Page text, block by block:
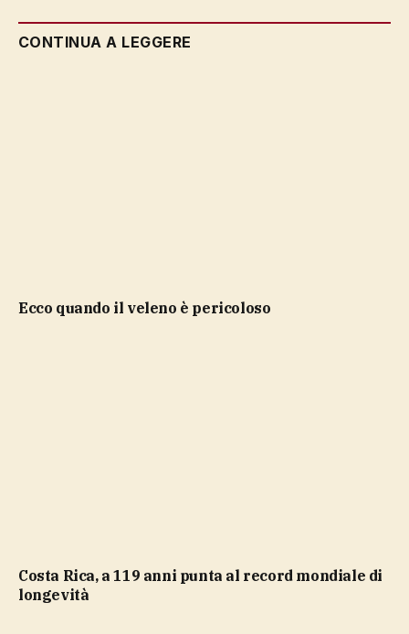
CONTINUA A LEGGERE
ecco quando il veleno è pericoloso
Costa Rica, a 119 anni punta al record mondiale di
longevità